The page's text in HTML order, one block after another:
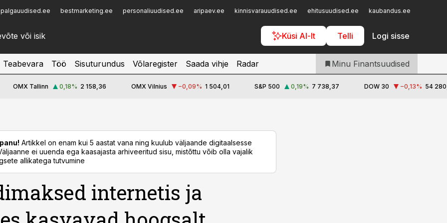
palgauudised.ee bestmarketing.ee personaliuudised.ee aripaev.ee kinnisvarauudised.ee ehitusuudised.ee kaubandus.ee
Küsi AI-lt Telli Logi sisse
Infopank
Iseteenindus
Telli Finantsuudised
Teabevara Töö Sisuturundus Võlaregister Saada vihje Radar Minu Finantsuudised
OMX Tallinn 0,18% 2 158,36 OMX Vilnius −0,09% 1 504,01 S&P 500 0,19% 7 738,37 DOW 30 −0,13% 54
Artikkel on enam kui 5 aastat vana ning kuulub väljaande digitaalsesse
ei uuenda ega kaasajasta arhiveeritud sisu, mistõttu võib olla vajalik
allikatega tutvumine
internetis ja